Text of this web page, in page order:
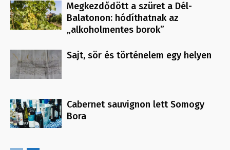
Megkezdődött a szüret a Dél-
Balatonon: hódíthatnak az
„alkoholmentes borok”
Sajt, sör és történelem egy helyen
Cabernet sauvignon lett Somogy
Bora